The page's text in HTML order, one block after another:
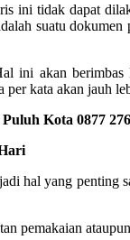
ini tidak dapat
suatu
akan
kata akan jauh
Kota 0877
hal yang
pemakaian